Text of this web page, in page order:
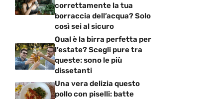
correttamente la tua
borraccia dell’acqua? Solo
così sei al sicuro
Qual è la birra perfetta per
l’estate? Scegli pure tra
queste: sono le più
dissetanti
Una vera delizia questo
pollo con piselli: batte